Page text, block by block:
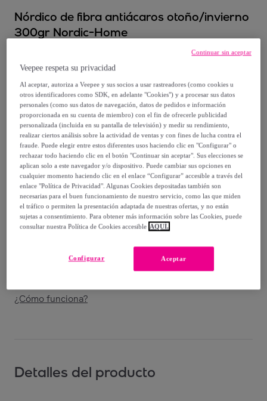
Nórdico de fibra antiácaros otoño/invierno
300gr Nordic-Home
29,99 €
63,00 €
-52%
Vendido porNordic-Home
Entrega
Entrega: Entre el28/08
¿Cómo funciona?
Detalles del producto
Veepee respeta su privacidad
Al aceptar, autoriza a Veepee y sus socios a usar rastreadores (como cookies u
otros identificadores como SDK, en adelante "Cookies") y a procesar sus datos
personales (como sus datos de navegación, datos de pedidos e información
proporcionada en su cuenta de miembro) con el fin de ofrecerle publicidad
personalizada (incluida en su pantalla de televisión) y medir su rendimiento,
realizar ciertos análisis sobre la actividad de ventas y con fines de lucha contra el
fraude. Puede elegir entre estos diferentes usos haciendo clic en "Configurar" o
rechazar todo haciendo clic en el botón "Continuar sin aceptar". Sus elecciones se
aplican solo a este navegador y/o dispositivo. Puede cambiar sus opciones en
cualquier momento haciendo clic en el enlace “Configurar” accesible a través del
enlace "Política de Privacidad". Algunas Cookies depositadas también son
necesarias para el buen funcionamiento de nuestro servicio, como las que miden
el tráfico o permiten la presentación adaptada de nuestras ofertas, y no están
sujetas a consentimiento. Para obtener más información sobre las Cookies, puede
consultar nuestra Política de Cookies accesible AQUÍ.
Aceptar
Configurar
Continuar sin aceptar